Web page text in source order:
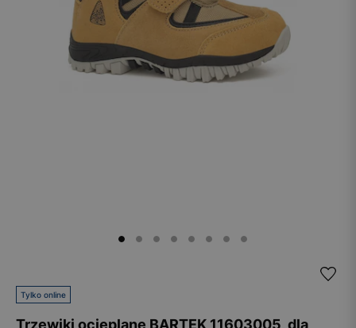
Tylko online
Trzewiki ocieplane BARTEK 11603005, dla